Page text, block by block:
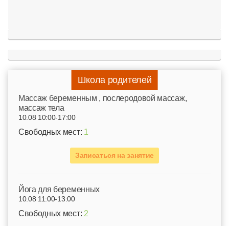
Школа родителей
Mассаж беременным , послеродовой массаж,
массаж тела
10.08 10:00-17:00
Свободных мест: 1
Записаться на занятие
Йога для беременных
10.08 11:00-13:00
Свободных мест: 2